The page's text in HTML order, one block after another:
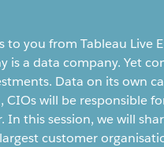
to you from Tableau Live
is a data company. Yet
Data on its own
will be responsible
this session, we will
customer